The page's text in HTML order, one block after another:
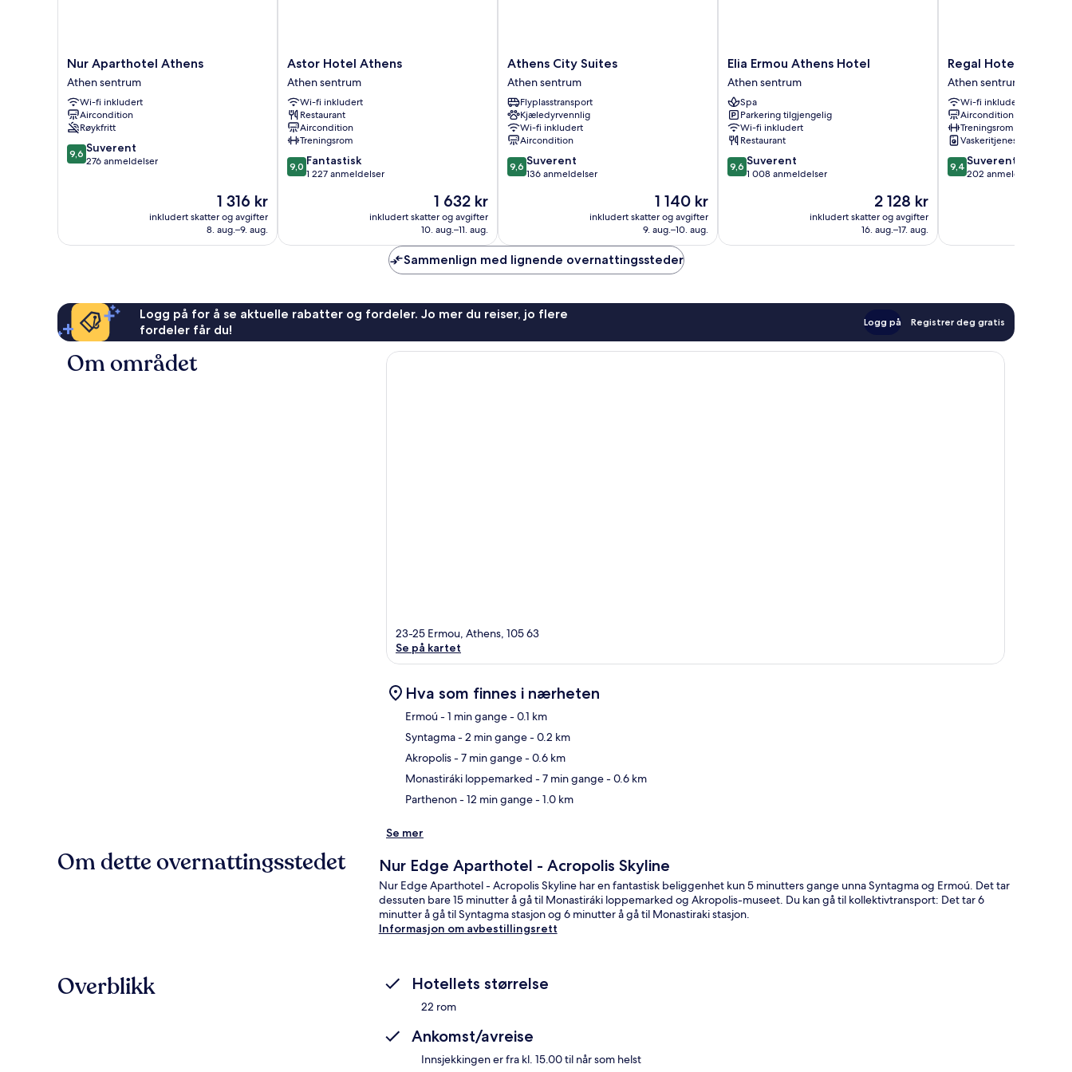
Nur
Aparthotel
Athens
Athen
sentrum
Nur Aparthotel Athens
Athen sentrum
Wi-fi inkludert
Aircondition
Røykfritt
9.6
av
9,6 Suverent
276 anmeldelser
Prisen
er
1 316 kr
1 316 kr
inkludert skatter og avgifter
8. aug.–9. aug.
Astor
Hotel
Athens
Athen
sentrum
Astor Hotel Athens
Athen sentrum
Wi-fi inkludert
Restaurant
Aircondition
Treningsrom
9.0
av
9,0 Fantastisk
1 227 anmeldelser
Prisen
er
1 632 kr
1 632 kr
inkludert skatter og avgifter
10. aug.–11. aug.
Athens
City
Suites
Athen
sentrum
Athens City Suites
Athen sentrum
Flyplasstransport
Kjæledyrvennlig
Wi-fi inkludert
Aircondition
9.6
av
9,6 Suverent
136 anmeldelser
Prisen
er
1 140 kr
1 140 kr
inkludert skatter og avgifter
9. aug.–10. aug.
Elia
Ermou
Athens
Hotel
Athen
sentrum
Elia Ermou Athens Hotel
Athen sentrum
Spa
Parkering tilgjengelig
Wi-fi inkludert
Restaurant
9.6
av
9,6 Suverent
1 008 anmeldelser
Prisen
er
2 128 kr
2 128 kr
inkludert skatter og avgifter
16. aug.–17. aug.
Regal
Hotel
Mitropoleos
Athen
sentrum
Regal Hotel
Athen sentrum
Wi-fi inkludert
Aircondition
Treningsrom
Vaskeritjenester
9.4
av
9,4 Suverent
202 anmeldelser
Sammenlign med lignende overnattingssteder
Logg på for å se aktuelle rabatter og fordeler. Jo mer du reiser, jo flere
fordeler får du!
Logg på Registrer deg gratis
Om området
23-25 Ermou, Athens, 105 63
Se på kartet
Hva som finnes i nærheten
Ermoú- 1 min gange- 0.1 km
Syntagma- 2 min gange- 0.2 km
Akropolis- 7 min gange- 0.6 km
Monastiráki loppemarked - 7 min gange- 0.6 km
Parthenon- 12 min gange- 1.0 km
Se mer
Om dette overnattingsstedet Nur Edge Aparthotel - Acropolis Skyline
Nur Edge Aparthotel - Acropolis Skyline har en fantastisk beliggenhet kun 5 minutters gange unna Syntagma og Ermoú. Det tar
dessuten bare 15 minutter å gå til Monastiráki loppemarked og Akropolis-museet. Du kan gå til kollektivtransport: Det tar 6
minutter å gå til Syntagma stasjon og 6 minutter å gå til Monastiraki stasjon.
Informasjon om avbestillingsrett
Overblikk Hotellets størrelse
22 rom
Ankomst/avreise
Innsjekkingen er fra kl. 15.00 til når som helst